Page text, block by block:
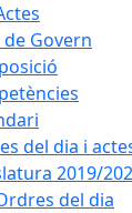
Govern
del dia i
2019/
del dia